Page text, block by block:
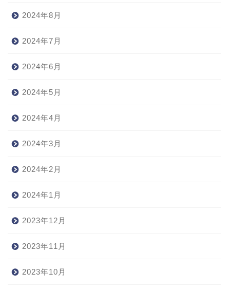
2024年8月
2024年7月
2024年6月
2024年5月
2024年4月
2024年3月
2024年2月
2024年1月
2023年12月
2023年11月
2023年10月